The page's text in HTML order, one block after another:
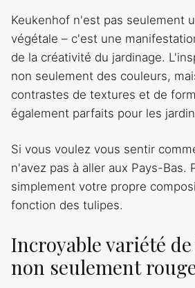
Keukenhof n'est pas seulement
végétale – c'est une
de la créativité du jardinage.
non seulement des couleurs,
contrastes de textures et de
également parfaits pour les
Si vous voulez vous sentir
n'avez pas à aller aux Pays-Bas.
simplement votre propre
fonction des tulipes.
Incroyable variété
non seulement